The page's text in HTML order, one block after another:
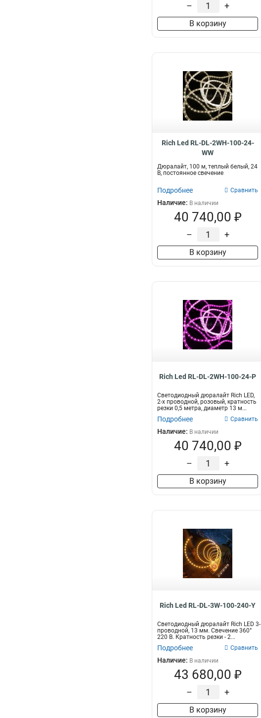
– +
В корзину
Rich Led RL-DL-2WH-100-24-
WW
Дюралайт, 100 м, теплый белый, 24
В, постоянное свечение
Подробнее Сравнить
Наличие: В наличии
40 740,00 ₽
– +
В корзину
Rich Led RL-DL-2WH-100-24-P
Светодиодный дюралайт Rich LED,
2-х проводной, розовый, кратность
резки 0,5 метра, диаметр 13 м...
Подробнее Сравнить
Наличие: В наличии
40 740,00 ₽
– +
В корзину
Rich Led RL-DL-3W-100-240-Y
Светодиодный дюралайт Rich LED 3-
проводной, 13 мм. Свечение 360°
220 В. Кратность резки - 2...
Подробнее Сравнить
Наличие: В наличии
43 680,00 ₽
– +
В корзину